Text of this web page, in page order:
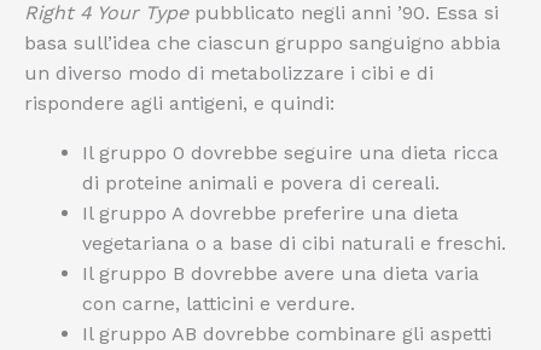
Right 4 Your Typepubblicato negli anni ’90. Essa si
basa sull’idea che ciascun gruppo sanguigno abbia
un diverso modo di metabolizzare i cibi e di
rispondere agli antigeni, e quindi:
Il gruppo 0 dovrebbe seguire una dieta ricca
di proteine animali e povera di cereali.
Il gruppo A dovrebbe preferire una dieta
vegetariana o a base di cibi naturali e freschi.
Il gruppo B dovrebbe avere una dieta varia
con carne, latticini e verdure.
Il gruppo AB dovrebbe combinare gli aspetti